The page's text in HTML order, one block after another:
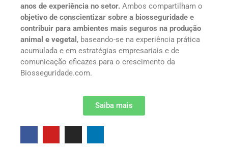
anos de experiência no setor. Ambos compartilham o
objetivo de conscientizar sobre a biosseguridade e
contribuir para ambientes mais seguros na produção
animal e vegetal , baseando-se na experiência prática
acumulada e em estratégias empresariais e de
comunicação eficazes para o crescimento da
Biosseguridade.com.
Saiba mais